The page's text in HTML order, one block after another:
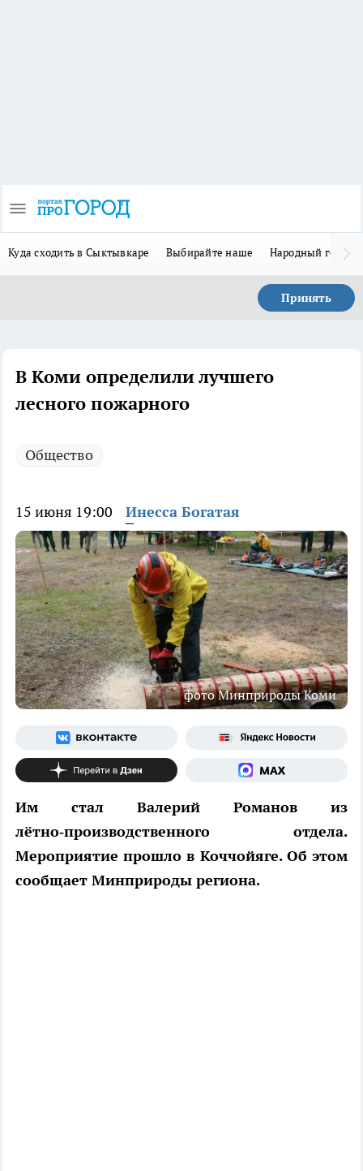
Куда сходить в Сыктывкаре Выбирайте наше Народный герой-
Принять
В Коми определили лучшего
лесного пожарного
Общество
15 июня 19:00 Инесса Богатая
фото Минприроды Коми
Им стал Валерий Романов из
лётно‑производственного отдела.
Мероприятие прошло в Коччойяге. Об этом
сообщает Минприроды региона.